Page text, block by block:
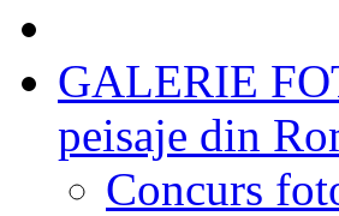
GALERIE
peisaje din
Concurs